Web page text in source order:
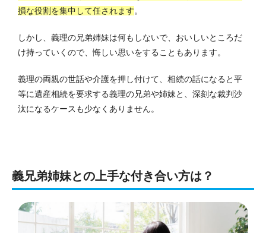
損な役割を集中して任されます。
しかし、義理の兄弟姉妹は何もしないで、おいしいところだ
け持っていくので、悔しい思いをすることもあります。
義理の両親の世話や介護を押し付けて、相続の話になると平
等に遺産相続を要求する義理の兄弟や姉妹と、深刻な裁判沙
汰になるケースも少なくありません。
義兄弟姉妹との上手な付き合い方は？